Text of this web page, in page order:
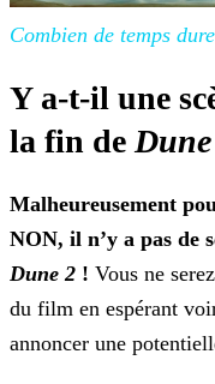
Combien de temps
Y a-t-il une
la fin de
Malheureusement
NON, il n’y a pas de
Dune 2 ! Vous ne
du film en espérant
annoncer une